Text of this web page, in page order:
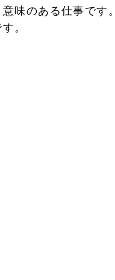
味のある仕事です。
。